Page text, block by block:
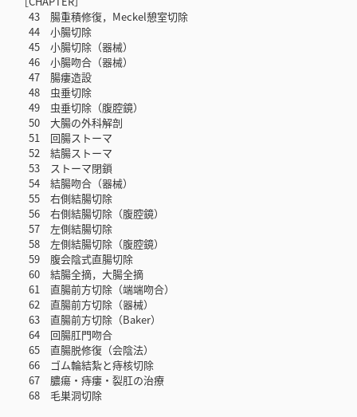
43 腸重積修復，Meckel憩室切除
44 小腸切除
45 小腸切除（器械）
46 小腸吻合（器械）
47 腸瘻造設
48 虫垂切除
49 虫垂切除（腹腔鏡）
50 大腸の外科解剖
51 回腸ストーマ
52 結腸ストーマ
53 ストーマ閉鎖
54 結腸吻合（器械）
55 右側結腸切除
56 右側結腸切除（腹腔鏡）
57 左側結腸切除
58 左側結腸切除（腹腔鏡）
59 腹会陰式直腸切除
60 結腸全摘，大腸全摘
61 直腸前方切除（端端吻合）
62 直腸前方切除（器械）
63 直腸前方切除（Baker）
64 回腸肛門吻合
65 直腸脱修復（会陰法）
66 ゴム輪結紮と痔核切除
67 膿瘍・痔瘻・裂肛の治療
68 毛巣洞切除